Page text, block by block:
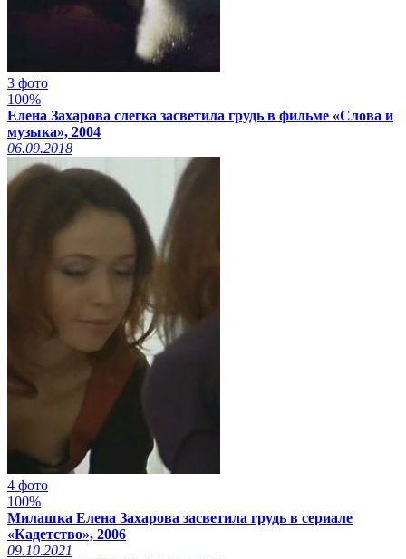
3 фото
100%
Елена Захарова слегка засветила грудь в фильме «Слова и
музыка», 2004
06.09.2018
4 фото
100%
Милашка Елена Захарова засветила грудь в сериале
«Кадетство», 2006
09.10.2021